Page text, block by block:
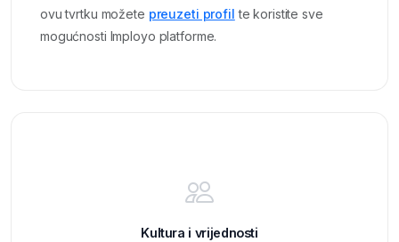
ovu tvrtku možete preuzeti profil te koristite sve
mogućnosti Imployo platforme.
Kultura i vrijednosti